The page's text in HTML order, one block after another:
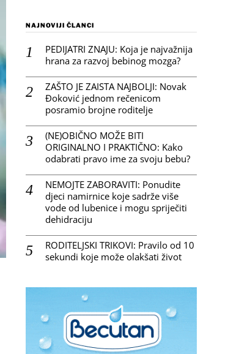
NAJNOVIJI ČLANCI
PEDIJATRI ZNAJU: Koja je najvažnija
hrana za razvoj bebinog mozga?
ZAŠTO JE ZAISTA NAJBOLJI: Novak
Đoković jednom rečenicom
posramio brojne roditelje
(NE)OBIČNO MOŽE BITI
ORIGINALNO I PRAKTIČNO: Kako
odabrati pravo ime za svoju bebu?
NEMOJTE ZABORAVITI: Ponudite
djeci namirnice koje sadrže više
vode od lubenice i mogu spriječiti
dehidraciju
RODITELJSKI TRIKOVI: Pravilo od 10
sekundi koje može olakšati život